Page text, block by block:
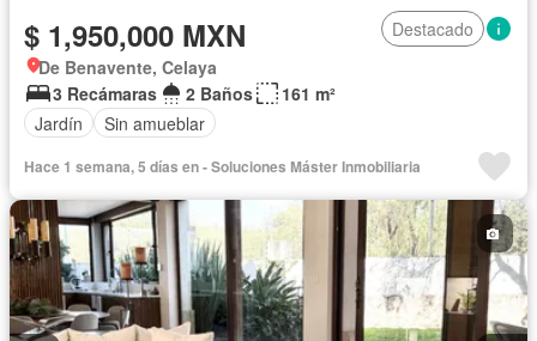
$ 1,950,000 MXN
Destacado
De Benavente, Celaya
3 Recámaras
2 Baños
161 m²
Jardín
Sin amueblar
Hace 1 semana, 5 días en - Soluciones Máster Inmobiliaria